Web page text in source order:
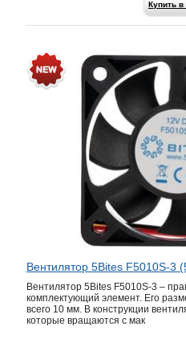
Купить в
Вентилятор 5Bites F5010S-3
Вентилятор 5Bites F5010S-3 –
комплектующий элемент. Его
всего 10 мм. В конструкции
которые вращаются с мак